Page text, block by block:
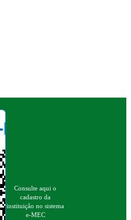
Consulte aqui o
cadastro da
instituição no sistema
e-MEC